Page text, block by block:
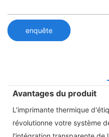
enquête
Avantages du produit
L'imprimante thermique
révolutionne votre système